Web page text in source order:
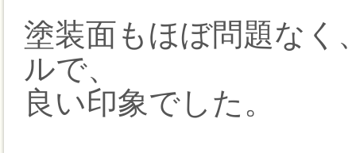
塗装面もほぼ問題なく
ルで、
良い印象でした。